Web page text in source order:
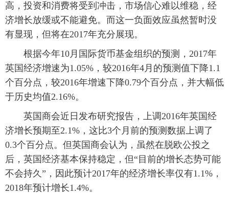
高，投资和消费将受到冲击，市场信心难以维稳，经
济增长放缓或不能避免。而这一负面效应虽然暂时没
有显现，但将在2017年充分展现。
根据今年10月国际货币基金组织的预测，2017年
英国经济增速为1.05%，较2016年4月的预测值下降1.1
个百分点，较2016年增速下降0.79个百分点，并大幅低
于历史均值2.16%。
英国商会近日发布研究报告，上调2016年英国经
济增长预期至2.1%，这比3个月前的预测数据上调了
0.3个百分点。但英国商会认为，虽然在脱欧公投之
后，英国经济基本保持稳定，但“目前的增长态势可能
不会持久”，因此预计2017年的经济增长率仅有1.1%，
2018年预计增长1.4%。